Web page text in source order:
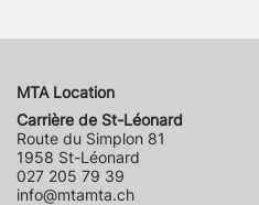
MTA Location
Carrière de St-Léonard
Route du Simplon 81
1958 St-Léonard
027 205 79 39
info@mtamta.ch